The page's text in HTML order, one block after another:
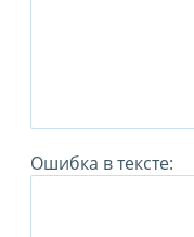
Ошибка в тексте: